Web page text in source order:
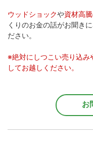
ウッドショックや資材高
くりのお金の話がお聞き
ださい。
※絶対にしつこい売り込み
してお越しください。
お